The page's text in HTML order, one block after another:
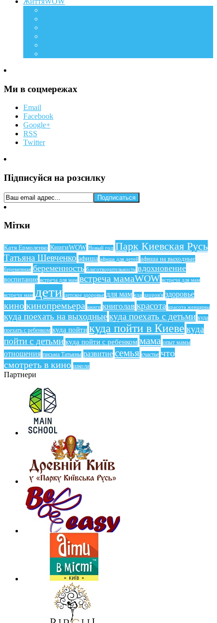
Ми в соцмережах
Email
Facebook
Google+
RSS
Twitter
Підписуйся на розсилку
Мітки
Катя Ермоленко КнигиWOW Новый год Парк Киевская Русь
Татьяна Шевченко афиша афиша для детей афиша на выходные
беременная беременность благотворительность вдохновение
воспитание встреча для мам встреча мамаWOW встречи для мам
встречи мам дети детское здоровье для мам еда здоров'я здоровье
кинокинопремьера книги книголав красота красота женщины
куда поехать на выходныекуда поехать с детьми куда
поехать с ребенком куда пойти куда пойти в Киеве куда
пойти с детьми куда пойти с ребенком мама опыт мамы
отношения письма Татьяны развитие семья счастье что
смотреть в кино школа
Партнери